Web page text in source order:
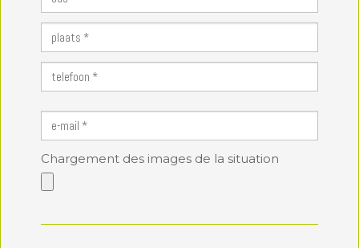
Chargement des images de la situation